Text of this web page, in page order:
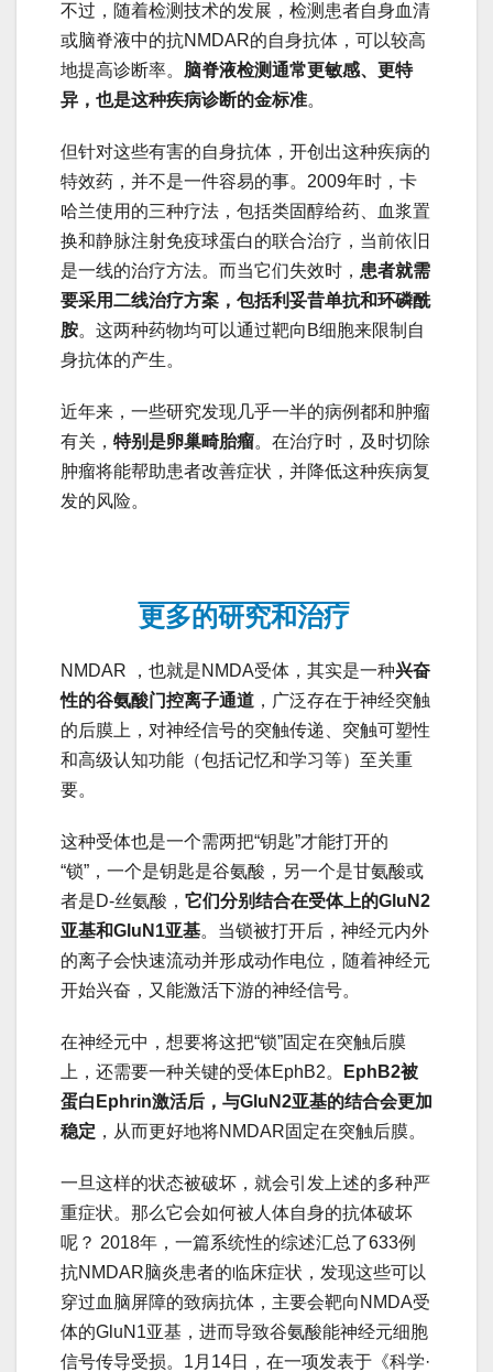
不过，随着检测技术的发展，检测患者自身血清
或脑脊液中的抗NMDAR的自身抗体，可以较高
地提高诊断率。 脑脊液检测通常更敏感、更特
异，也是这种疾病诊断的金标准。
但针对这些有害的自身抗体，开创出这种疾病的
特效药，并不是一件容易的事。2009年时，卡
哈兰使用的三种疗法，包括类固醇给药、血浆置
换和静脉注射免疫球蛋白的联合治疗，当前依旧
是一线的治疗方法。而当它们失效时， 患者就需
要采用二线治疗方案，包括利妥昔单抗和环磷酰
胺。这两种药物均可以通过靶向B细胞来限制自
身抗体的产生。
近年来，一些研究发现几乎一半的病例都和肿瘤
有关， 特别是卵巢畸胎瘤。在治疗时，及时切除
肿瘤将能帮助患者改善症状，并降低这种疾病复
发的风险。
更多的研究和治疗
NMDAR ，也就是NMDA受体，其实是一种兴奋
性的谷氨酸门控离子通道 ，广泛存在于神经突触
的后膜上，对神经信号的突触传递、突触可塑性
和高级认知功能（包括记忆和学习等）至关重
要。
这种受体也是一个需两把“钥匙”才能打开的
“锁”，一个是钥匙是谷氨酸，另一个是甘氨酸或
者是D-丝氨酸， 它们分别结合在受体上的GluN2
亚基和GluN1亚基。当锁被打开后，神经元内外
的离子会快速流动并形成动作电位，随着神经元
开始兴奋，又能激活下游的神经信号。
在神经元中，想要将这把“锁”固定在突触后膜
上，还需要一种关键的受体EphB2。
EphB2被
蛋白Ephrin激活后，与GluN2亚基的结合会更加
稳定 ，从而更好地将NMDAR固定在突触后膜。
一旦这样的状态被破坏，就会引发上述的多种严
重症状。那么它会如何被人体自身的抗体破坏
呢？ 2018年，一篇系统性的综述汇总了633例
抗NMDAR脑炎患者的临床症状，发现这些可以
穿过血脑屏障的致病抗体，主要会靶向NMDA受
体的GluN1亚基，进而导致谷氨酸能神经元细胞
信号传导受损。1月14日，在一项发表于《科学·